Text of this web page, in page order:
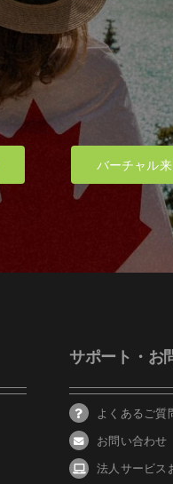
バーチャル
サポート・お
よくあるご質
お問い合わせ
法人サービス